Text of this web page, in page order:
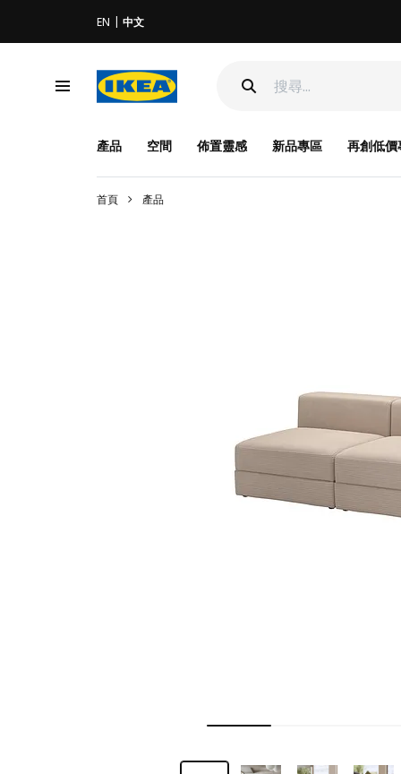
EN 中文
產品 空間 佈置靈感 新品專區 再創低價
首頁 產品